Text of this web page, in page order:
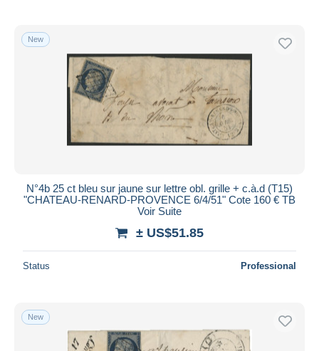
New
N°4b 25 ct bleu sur jaune sur lettre obl. grille + c.à.d (T15)
"CHATEAU-RENARD-PROVENCE 6/4/51" Cote 160 € TB
Voir Suite
± US$51.85
Status Professional
New